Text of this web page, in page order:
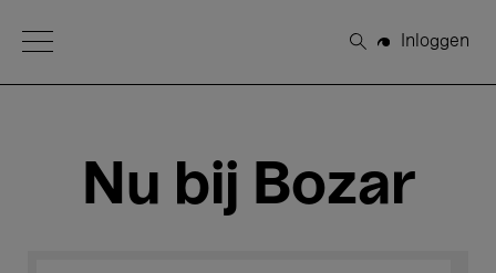
Open Menu
Zoeken
Inloggen
Nu bij Bozar